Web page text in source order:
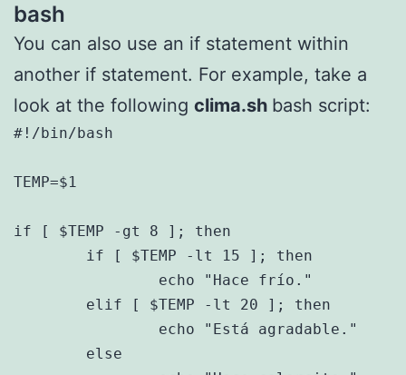
bash
You can also use an if statement within
another if statement. For example, take a
look at the following clima.sh bash script:
#!/bin/bash
TEMP=$1
if [ $TEMP -gt 8 ]; then